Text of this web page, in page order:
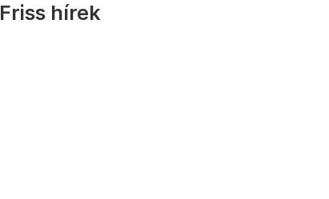
Friss hírek